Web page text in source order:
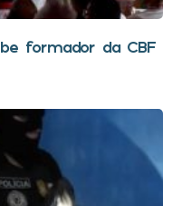
formador da CBF